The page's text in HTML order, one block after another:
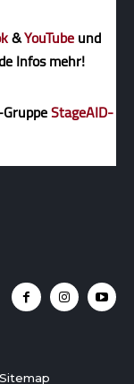
&YouTubeund
Infos mehr!
StageAID-
Sitemap